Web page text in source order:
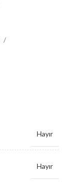
Hayır
Hayır